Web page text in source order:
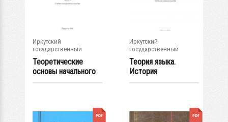
Иркутский
государственный
университет
Теоретические
основы начального
курса математики...
Иркутский
государственный
университет
Теория языка.
История
лингвистики. Ч. 1 :